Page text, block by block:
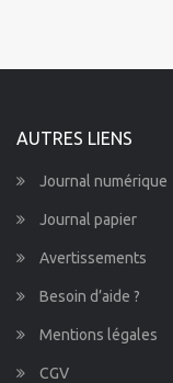
AUTRES LIENS
Journal numérique
Journal papier
Avertissements
Besoin d’aide ?
Mentions légales
CGV